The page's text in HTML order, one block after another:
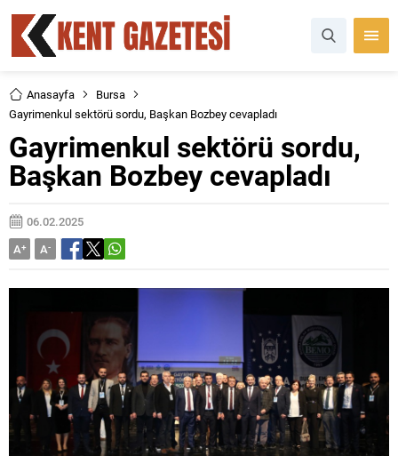
Anasayfa
Bursa
Gayrimenkul sektörü sordu, Başkan Bozbey cevapladı
Gayrimenkul sektörü sordu,
Başkan Bozbey cevapladı
06.02.2025
A+ A-